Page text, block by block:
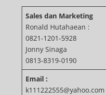
Sales dan Marketing
Ronald Hutahaean :
0821-1201-5928
Jonny Sinaga
0813-8319-0190
Email :
k111222555@yahoo.com